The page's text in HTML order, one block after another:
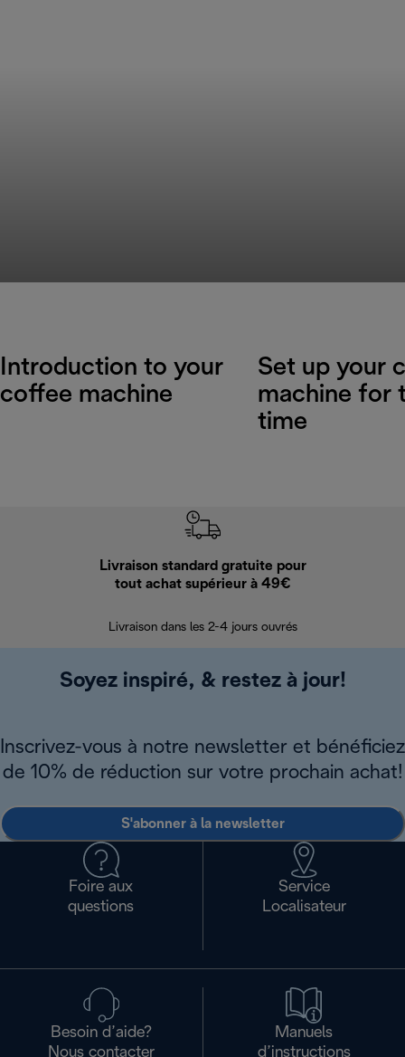
Introduction to your
coffee machine
Set up your
machine for
time
Livraison standard gratuite pour
tout achat supérieur à 49€
Livraison dans les 2-4 jours ouvrés
Soyez inspiré, & restez à jour!
Inscrivez-vous à notre newsletter et bénéficiez
de 10% de réduction sur votre prochain achat!
S'abonner à la newsletter
Foire aux
questions
Service
Localisateur
Besoin d’aide?
Nous contacter
Manuels
d’instructions